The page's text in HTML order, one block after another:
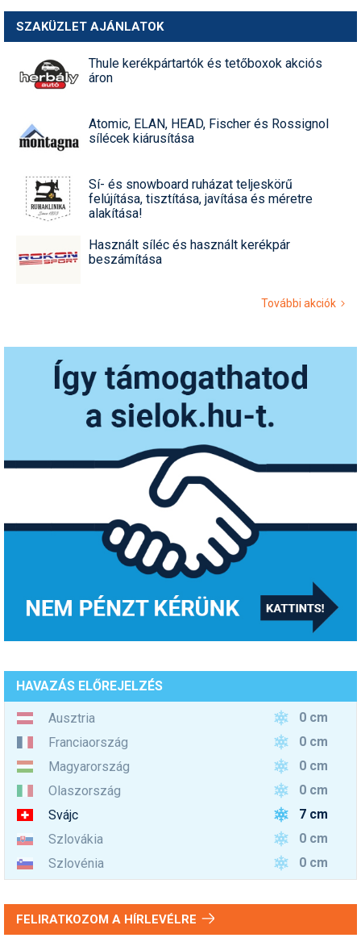
SZAKÜZLET AJÁNLATOK
Thule kerékpártartók és tetőboxok akciós
áron
Atomic, ELAN, HEAD, Fischer és Rossignol
sílécek kiárusítása
Sí- és snowboard ruházat teljeskörű
felújítása, tisztítása, javítása és méretre
alakítása!
Használt síléc és használt kerékpár
beszámítása
További akciók
HAVAZÁS ELŐREJELZÉS
Ausztria
0 cm
Franciaország
0 cm
Magyarország
0 cm
Olaszország
0 cm
Svájc
7 cm
Szlovákia
0 cm
Szlovénia
0 cm
FELIRATKOZOM A HÍRLEVÉLRE